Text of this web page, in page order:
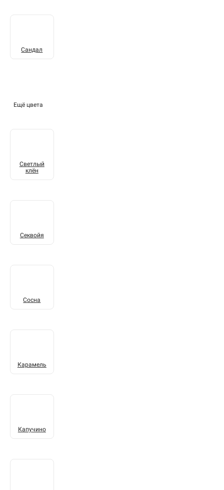
Сандал
Ещё цвета
Светлый
клён
Секвойя
Сосна
Карамель
Капучино